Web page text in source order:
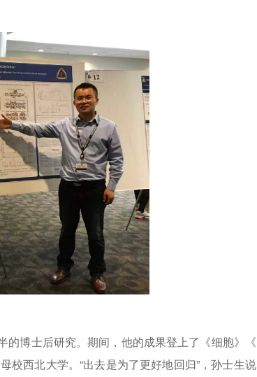
的博士后研究。期间，他的成果登上了《细胞》
西北大学。“出去是为了更好地回归”，孙士生说